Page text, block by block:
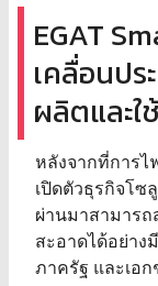
EGAT
เคลื่อนปร
ผลิตและ
หลังจากที่การไ
เปิดตัวธุรกิจโซ
ผ่านมาสามารถ
สะอาดได้อย่า
ภาครัฐ และเอ